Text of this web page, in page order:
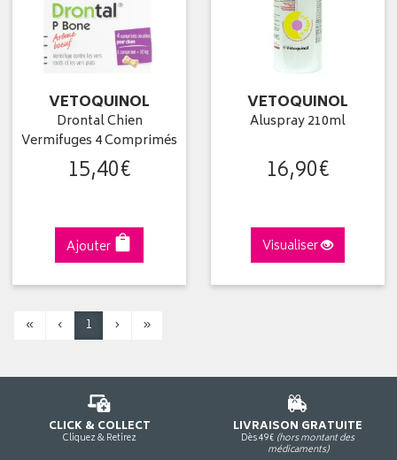
VETOQUINOL
Drontal Chien
Vermifuges 4 Comprimés
15,40€
Ajouter
VETOQUINOL
Aluspray 210ml
16,90€
Visualiser
« ‹ 1 › »
CLICK & COLLECT
Cliquez & Retirez
LIVRAISON GRATUITE
Dès 49€ (hors montant des
médicaments)